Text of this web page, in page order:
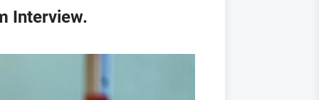
Interview.